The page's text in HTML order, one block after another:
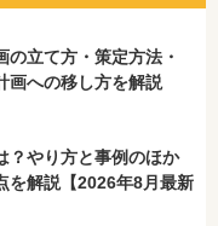
の立て方・策定方法・
画への移し方を解説
？やり方と事例のほか
を解説【2026年8月最新